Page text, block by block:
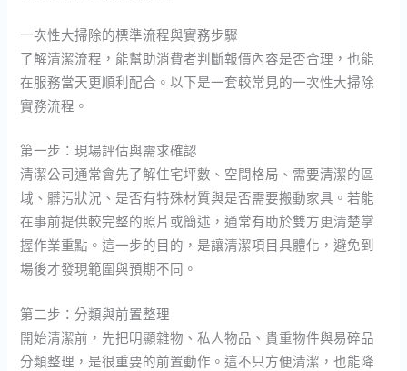
一次性大掃除的標準流程與實務步驟
了解清潔流程，能幫助消費者判斷報價內容是否合理，也能
在服務當天更順利配合。以下是一套較常見的一次性大掃除
實務流程。
第一步：現場評估與需求確認
清潔公司通常會先了解住宅坪數、空間格局、需要清潔的區
域、髒污狀況、是否有特殊材質與是否需要搬動家具。若能
在事前提供較完整的照片或簡述，通常有助於雙方更清楚掌
握作業重點。這一步的目的，是讓清潔項目具體化，避免到
場後才發現範圍與預期不同。
第二步：分類與前置整理
開始清潔前，先把明顯雜物、私人物品、貴重物件與易碎品
分類整理，是很重要的前置動作。這不只方便清潔，也能降